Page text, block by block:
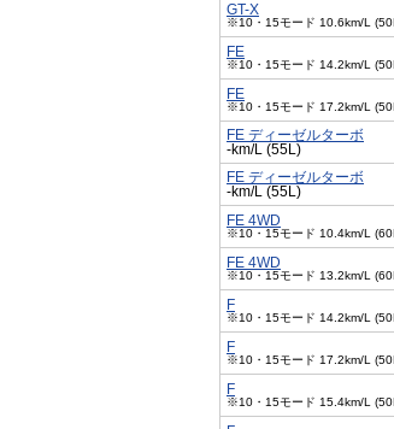
GT-X
※10・15モード 10.6km/L
FE
※10・15モード 14.2km/L
FE
※10・15モード 17.2km/L
FE ディーゼルターボ
-km/L (55L)
FE ディーゼルターボ
-km/L (55L)
FE 4WD
※10・15モード 10.4km/L
FE 4WD
※10・15モード 13.2km/L
F
※10・15モード 14.2km/L
F
※10・15モード 17.2km/L
F
※10・15モード 15.4km/L